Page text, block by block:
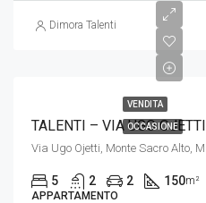
Dimora Talenti
VENDITA
OCCASIONE
TALENTI – VIA UGO OJETTI
5 2 2 150m²
APPARTAMENTO